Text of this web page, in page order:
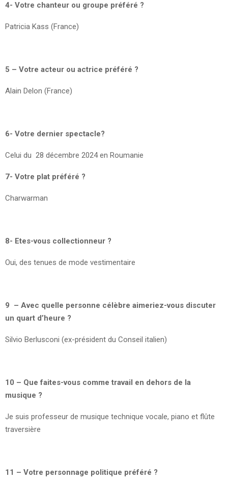
4- Votre chanteur ou groupe préféré ?
Patricia Kass (France)
5 – Votre acteur ou actrice préféré ?
Alain Delon (France)
6- Votre dernier spectacle?
Celui du 28 décembre 2024 en Roumanie
7- Votre plat préféré ?
Charwarman
8- Etes-vous collectionneur ?
Oui, des tenues de mode vestimentaire
9 – Avec quelle personne célèbre aimeriez-vous discuter
un quart d’heure ?
Silvio Berlusconi (ex-président du Conseil italien)
10 – Que faites-vous comme travail en dehors de la
musique ?
Je suis professeur de musique technique vocale, piano et flûte
traversière
11 – Votre personnage politique préféré ?